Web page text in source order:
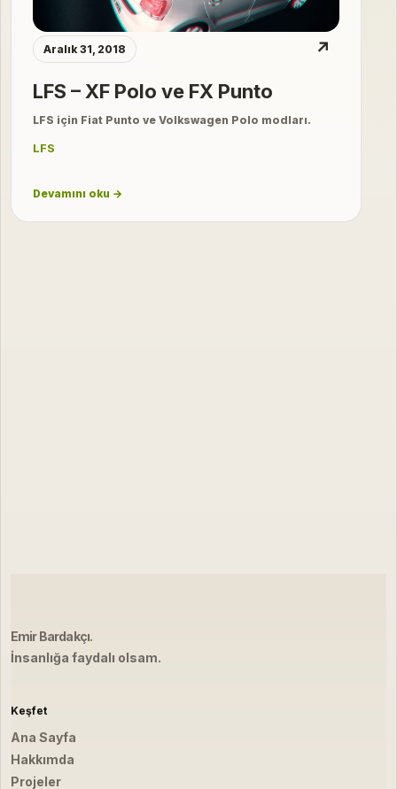
Aralık 31, 2018 ↗
LFS – XF Polo ve FX Punto
LFS için Fiat Punto ve Volkswagen Polo modları.
LFS
Devamını oku →
Emir Bardakçı.
İnsanlığa faydalı olsam.
Keşfet
Ana Sayfa
Hakkımda
Projeler